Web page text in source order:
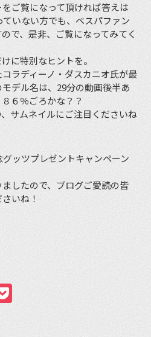
ご覧になって頂ければ答えは
いない方でも、ベスパファン
で、是非、ご覧になってみてく
に特別なヒントを。
ラディーノ・ダスカニオ氏が最
デル名は、29分の動画後半あ
６％ごろかな？？
サムネイルにご注目くださいね
ッツプレゼントキャンペーン
したので、ブログご愛読の皆
いね！